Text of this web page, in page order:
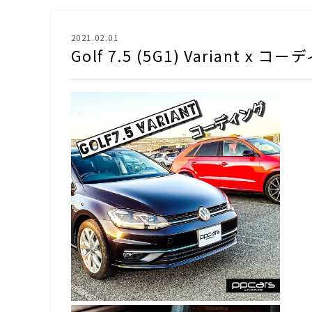
2021.02.01
Golf 7.5 (5G1) Variant x コーデ